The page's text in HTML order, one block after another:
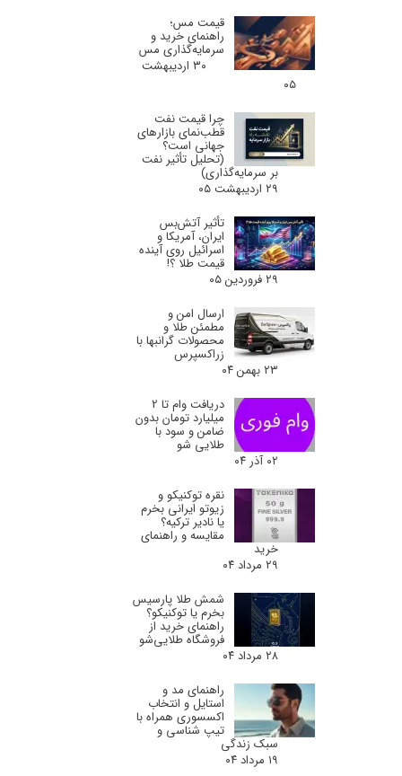
قیمت مس؛
راهنمای خرید و
سرمایه‌گذاری مس
۳۰ اردیبهشت
۰۵
چرا قیمت نفت
قطب‌نمای بازارهای
جهانی است؟
(تحلیل تأثیر نفت
بر سرمایه‌گذاری)
۲۹ اردیبهشت ۰۵
تأثیر آتش‌بس
ایران، آمریکا و
اسرائیل روی آینده
قیمت طلا ؟!
۲۹ فروردین ۰۵
ارسال امن و
مطمئن طلا و
محصولات گرانبها با
زراکسپرس
۲۳ بهمن ۰۴
دریافت وام تا 2
میلیارد تومان بدون
ضامن و سود با
طلایی شو
۰۲ آذر ۰۴
نقره توکنیکو و
زیوتو ایرانی بخرم
یا نادیر ترکیه؟
مقایسه و راهنمای
خرید
۲۹ مرداد ۰۴
شمش طلا پارسیس
بخرم یا توکنیکو؟
راهنمای خرید از
فروشگاه طلایی‌شو
۲۸ مرداد ۰۴
راهنمای مد و
استایل و انتخاب
اکسسوری همراه با
تیپ شناسی و
سبک زندگی
۱۹ مرداد ۰۴